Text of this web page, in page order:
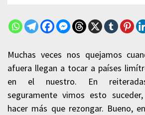
Muchas veces nos quejamos
afuera llegan a tocar a países
en el nuestro. En reiteradas
seguramente vimos esto
hacer más que rezongar. Bueno,